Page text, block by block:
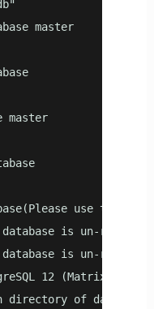
master
master
use the
is un-
is un-
12 (MatrixDB
directory of database